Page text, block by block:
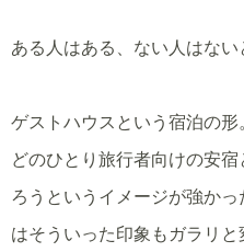
ある人はある、ない人はない
ゲストハウスという宿泊の
どのひとり旅行者向けの安
ろうというイメージが強か
はそういった印象もガラリ